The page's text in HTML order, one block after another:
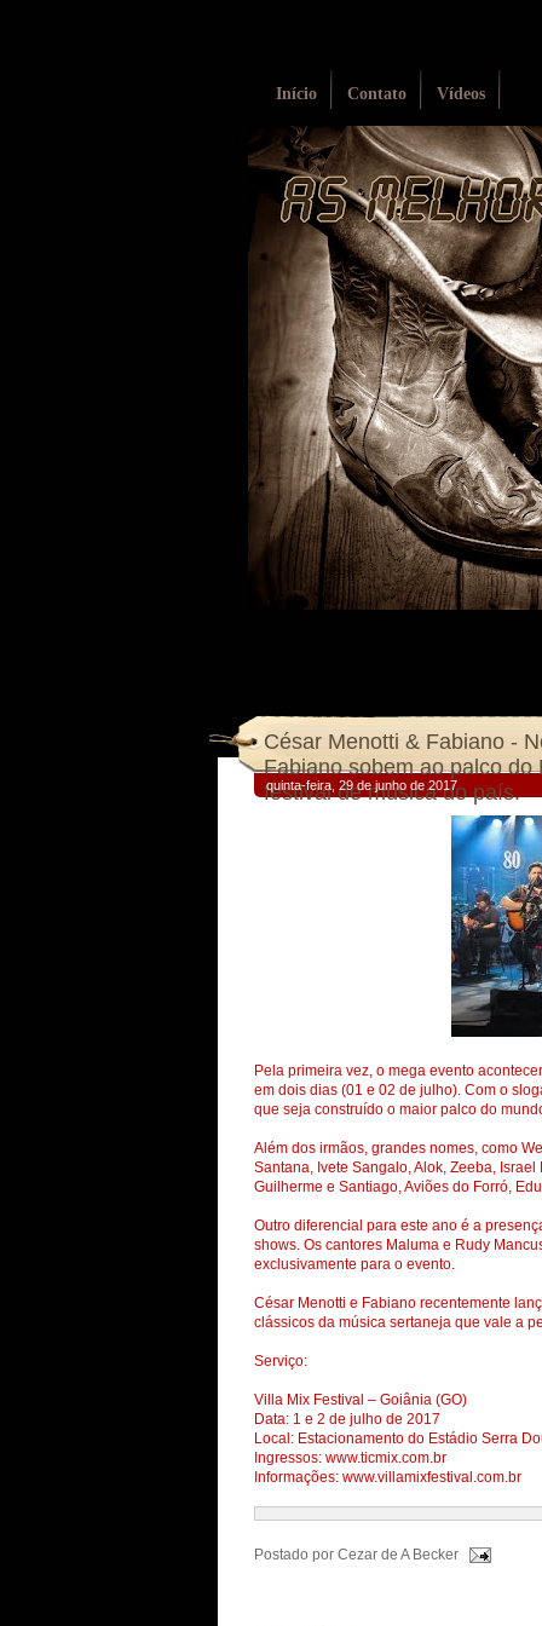
Início Contato Vídeos
César Menotti & Fabiano -
Fabiano sobem ao palco
festival de música do país.
quinta-feira, 29 de junho de 2017
Pela primeira vez, o mega evento
em dois dias (01 e 02 de julho). Com o
que seja construído o maior palco do
Além dos irmãos, grandes nomes, como
Santana, Ivete Sangalo, Alok, Zeeba,
Guilherme e Santiago, Aviões do Forró,
Outro diferencial para este ano é a
shows. Os cantores Maluma e Rudy
exclusivamente para o evento.
César Menotti e Fabiano recentemente
clássicos da música sertaneja que vale a
Serviço:
Villa Mix Festival – Goiânia (GO)
Data: 1 e 2 de julho de 2017
Local: Estacionamento do Estádio Serra
Ingressos: www.ticmix.com.br
Informações: www.villamixfestival.com.br
Postado por Cezar de A Becker